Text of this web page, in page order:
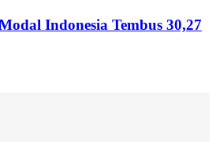
Indonesia Tembus 30,27